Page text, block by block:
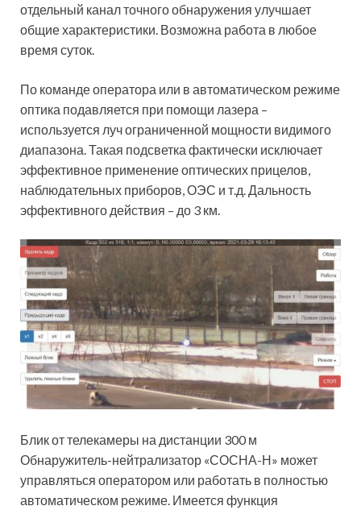
отдельный канал точного обнаружения улучшает
общие характеристики. Возможна работа в любое
время суток.
По команде оператора или в автоматическом режиме
оптика подавляется при помощи лазера –
используется луч ограниченной мощности видимого
диапазона. Такая подсветка фактически исключает
эффективное применение оптических прицелов,
наблюдательных приборов, ОЭС и т.д. Дальность
эффективного действия – до 3 км.
Блик от телекамеры на дистанции 300 м
Обнаружитель-нейтрализатор «СОСНА-Н» может
управляться оператором или работать в полностью
автоматическом режиме. Имеется функция